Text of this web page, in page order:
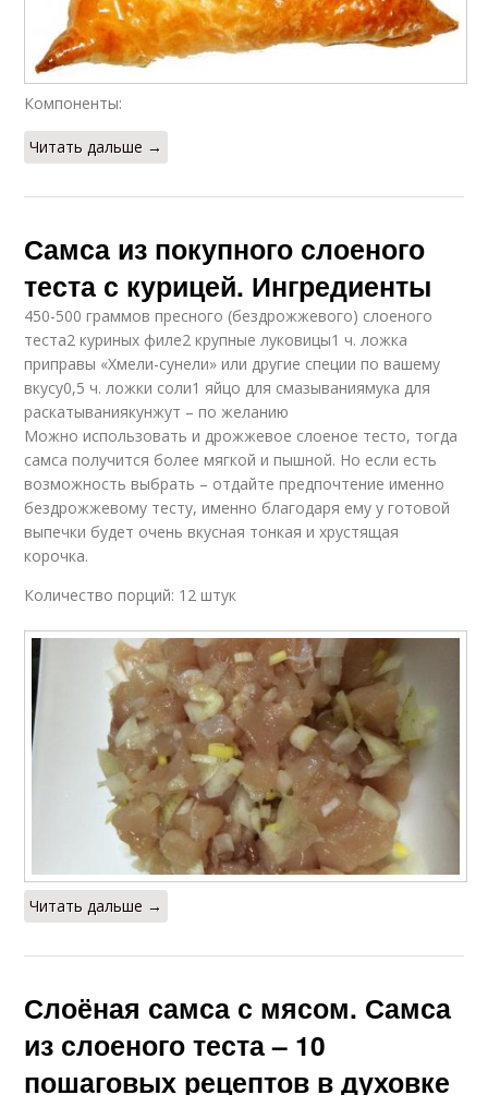
Компоненты:
Читать дальше →
Самса из покупного слоеного
теста с курицей. Ингредиенты
450-500 граммов пресного (бездрожжевого) слоеного
теста2 куриных филе2 крупные луковицы1 ч. ложка
приправы «Хмели-сунели» или другие специи по вашему
вкусу0,5 ч. ложки соли1 яйцо для смазываниямука для
раскатываниякунжут – по желанию
Можно использовать и дрожжевое слоеное тесто, тогда
самса получится более мягкой и пышной. Но если есть
возможность выбрать – отдайте предпочтение именно
бездрожжевому тесту, именно благодаря ему у готовой
выпечки будет очень вкусная тонкая и хрустящая
корочка.
Количество порций: 12 штук
Читать дальше →
Слоёная самса с мясом. Самса
из слоеного теста – 10
пошаговых рецептов в духовке